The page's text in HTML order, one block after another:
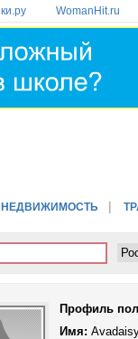
WomanHit.ru
НЕДВИЖИМОСТЬ
Профиль
Имя: